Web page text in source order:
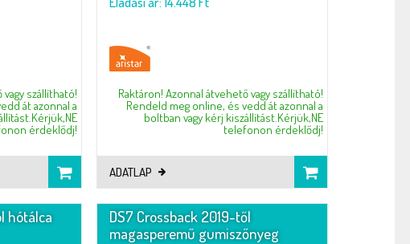
szállítható!
át azonnal a
érdeklődj!
Raktáron! Azonnal átvehető vagy szállítható!
Rendeld meg online, és vedd át azonnal a
boltban vagy kérj kiszállítást.Kérjük,NE
telefonon érdeklődj!
ADATLAP
hótálca
DS7 Crossback 2019-től
magasperemű gumiszőnyeg